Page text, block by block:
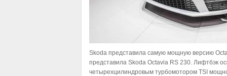
Skoda представила самую мощную версию
представила Skoda Octavia RS 230. Лифтбэк
четырехцилиндровым турбомотором TSI